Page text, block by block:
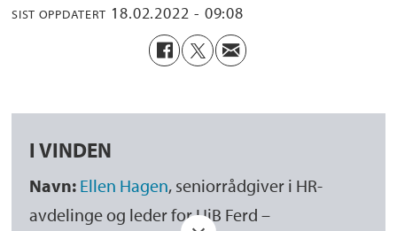
SIST OPPDATERT 18.02.2022 - 09:08
I VINDEN
Navn: Ellen Hagen, seniorrådgiver i HR-
avdelinge og leder for UiB Ferd –